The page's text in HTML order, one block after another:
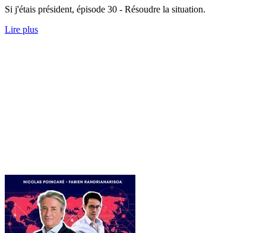
Si j'étais président, épisode 30 - Résoudre la situation.
Lire plus